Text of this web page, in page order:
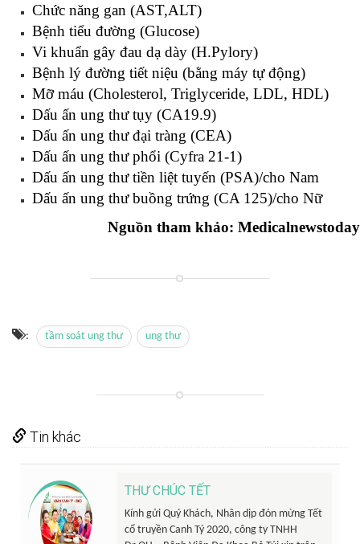
Chức năng gan (AST,ALT)
Bệnh tiểu đường (Glucose)
Vi khuẩn gây đau dạ dày (H.Pylory)
Bệnh lý đường tiết niệu (bằng máy tự động)
Mỡ máu (Cholesterol, Triglyceride, LDL, HDL)
Dấu ấn ung thư tụy (CA19.9)
Dấu ấn ung thư đại tràng (CEA)
Dấu ấn ung thư phổi (Cyfra 21-1)
Dấu ấn ung thư tiền liệt tuyến (PSA)/cho Nam
Dấu ấn ung thư buồng trứng (CA 125)/cho Nữ
Nguồn tham khảo: Medicalnewstoday
: tầm soát ung thư ung thư
Tin khác
THƯ CHÚC TẾT
Kính gửi Quý Khách, Nhân dịp đón mừng Tết
cổ truyền Canh Tý 2020, công ty TNHH